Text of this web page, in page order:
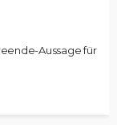
Aussage für